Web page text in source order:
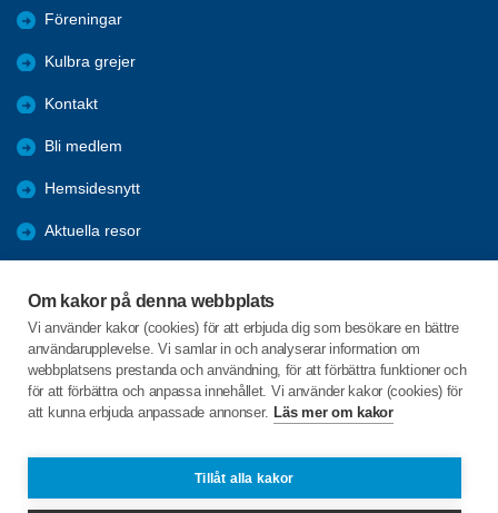
Om kakor på denna webbplats
Vi använder kakor (cookies) för att erbjuda dig som besökare en bättre
användarupplevelse. Vi samlar in och analyserar information om
webbplatsens prestanda och användning, för att förbättra funktioner och
för att förbättra och anpassa innehållet. Vi använder kakor (cookies) för
att kunna erbjuda anpassade annonser. Läs mer om kakor
Tillåt alla kakor
Föreningar
Kulbra grejer
Kontakt
Bli medlem
Hemsidesnytt
Aktuella resor
Trygghetsringning
Gårdsrådet
C/o:Skeppsgården